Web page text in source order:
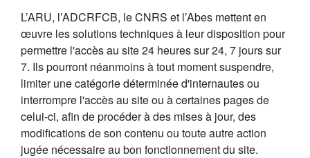
L’ARU, l’ADCRFCB, le CNRS et l’Abes mettent en
œuvre les solutions techniques à leur disposition pour
permettre l'accès au site 24 heures sur 24, 7 jours sur
7. Ils pourront néanmoins à tout moment suspendre,
limiter une catégorie déterminée d'internautes ou
interrompre l'accès au site ou à certaines pages de
celui-ci, afin de procéder à des mises à jour, des
modifications de son contenu ou toute autre action
jugée nécessaire au bon fonctionnement du site.